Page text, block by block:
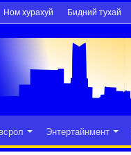
Ном хурахуй Бидний тухай
Энтертайнмент